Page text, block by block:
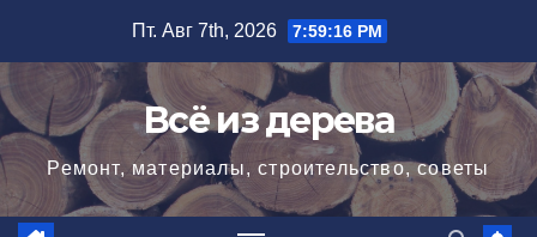
содержимому
Пт. Авг 7th, 2026 7:59:17 PM
Всё из дерева
Ремонт, материалы, строительство, советы